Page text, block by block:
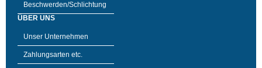
Beschwerden/Schlichtung
ÜBER UNS
Unser Unternehmen
Zahlungsarten etc.